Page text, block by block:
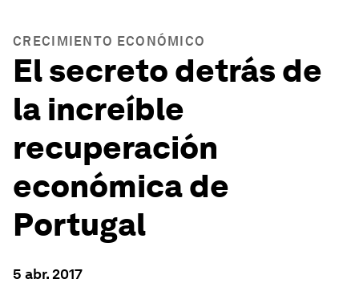
CRECIMIENTO ECONÓMICO
El secreto detrás de
la increíble
recuperación
económica de
Portugal
5 abr. 2017